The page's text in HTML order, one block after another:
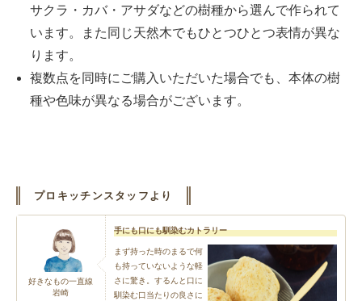
サクラ・カバ・アサダなどの樹種から選んで作られて
います。また同じ天然木でもひとつひとつ表情が異な
ります。
複数点を同時にご購入いただいた場合でも、本体の樹
種や色味が異なる場合がございます。
プロキッチンスタッフより
好きなもの一直線
岩崎
手にも口にも馴染むカトラリー
まず持った時のまるで何
も持っていないような軽
さに驚き。するんと口に
馴染む口当たりの良さに